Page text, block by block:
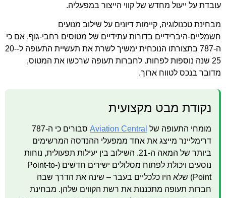
עובדת על ייעול מחדש של קווי הייצור במפעליה.
מבחינת טכנולוגיה, קיימות דיונים על שילוב מנועים
חשמליים-היברידיים בדורות עתידיים של מטוסים רחבי-גוף, אם כי
ה-787 בתצורתו הנוכחית ימשיך לשרת את תעשיית התעופה ל-20-
25 שנה נוספות לפחות. לחברות תעופה שרכשו את המטוס,
מדובר בנכס לטווח ארוך.
נקודת מבט מקצועית
מומחי התעופה של Aviation Central
סבורים כי ה-787
דרימליינר מייצג את אחד ממפעלי ההנדסה המרשימים
ביותר של המאה ה-21. השילוב בין יעילות תפעולית, נוחות
נוסעים ויכולת לפתוח מסלולים ישירים חדשים (Point-to-
Point) שלא היו כלכליים בעבר – שינה את הדרך שבה
חברות תעופה מתכננות את רשת הקווים שלהן. מבחינת